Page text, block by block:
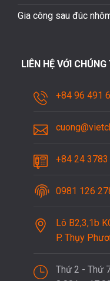
Gia công sau đúc
LIÊN HỆ VỚI CHÚNG
+84 96 491
+84 24
0981 126
Lô B2,3,1b
P. Thụy
Thứ 2 - Thứ